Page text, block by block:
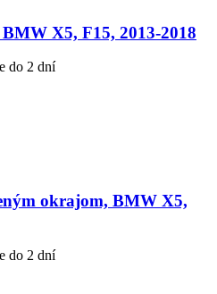
X5, F15, 2013-2018
do 2 dní
okrajom, BMW X5,
do 2 dní